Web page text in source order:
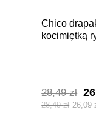
chico drapak karton z
kocimiętką
28,49zł
28,49zł 26,09